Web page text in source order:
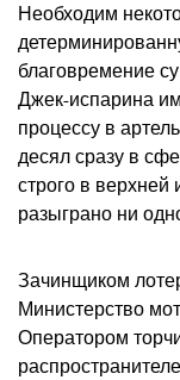
Необходим
благовремение
Джек-испарина
процессу в
десял сразу в
строго в верхней
разыграно ни
Зачинщиком
Министерство
Оператором